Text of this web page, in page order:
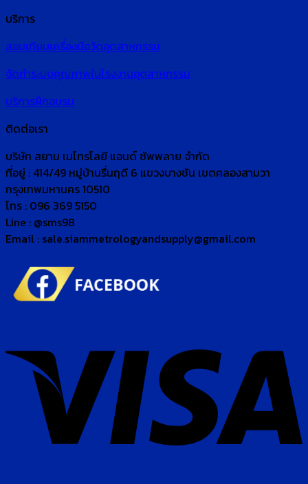
บริการ
สอบเทียบเครื่องมือวัดอุตสาหกรรม
จัดทำระบบคุณภาพในโรงงานอุตสาหกรรม
บริการฝึกอบรม
ติดต่อเรา
บริษัท สยาม เมโทรโลยี แอนด์ ซัพพลาย จำกัด
ที่อยู่ : 414/49 หมู่บ้านรื่นฤดี 6 แขวงบางชัน เขตคลองสามวา
กรุงเทพมหานคร 10510
โทร : 096 369 5150
Line : @sms98
Email : sale.siammetrologyandsupply@gmail.com